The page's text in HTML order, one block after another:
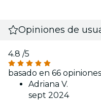
Opiniones de
4.8 /5
basado en 66 opiniones
Adriana V.
sept 2024